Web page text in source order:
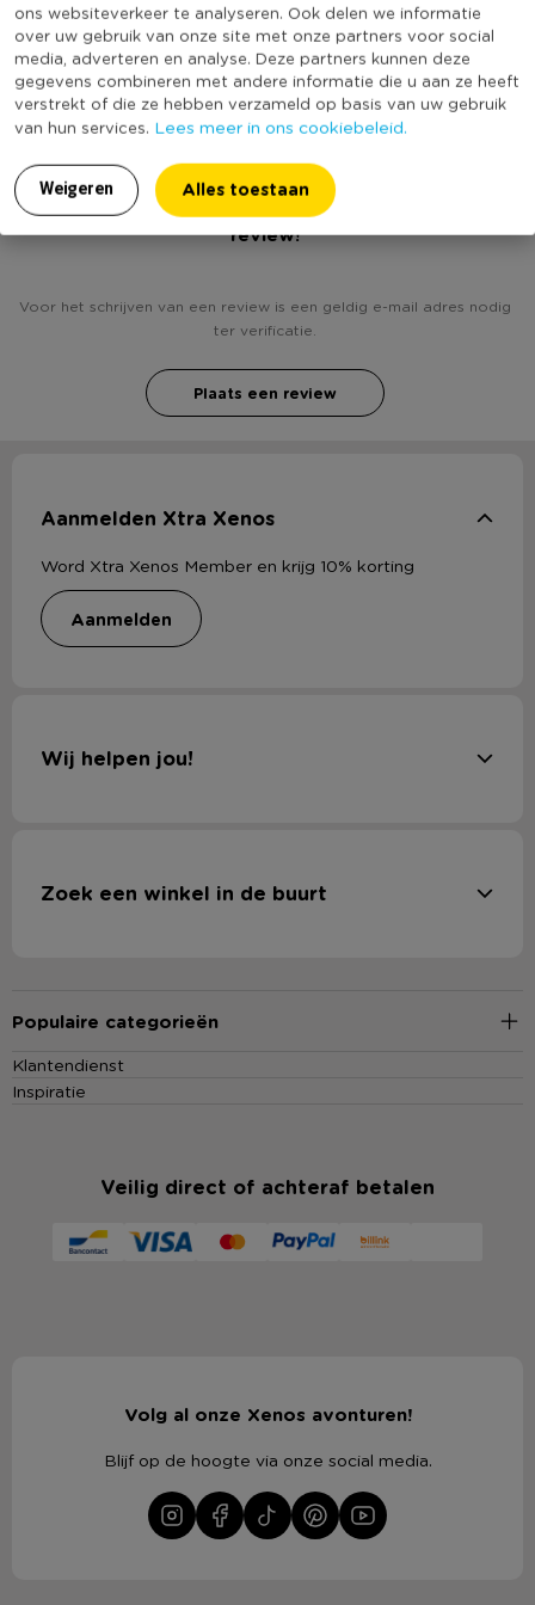
ons websiteverkeer te analyseren. Ook delen we informatie
over uw gebruik van onze site met onze partners voor social
media, adverteren en analyse. Deze partners kunnen deze
gegevens combineren met andere informatie die u aan ze heeft
verstrekt of die ze hebben verzameld op basis van uw gebruik
van hun services. Lees meer in ons cookiebeleid.
Weigeren Alles toestaan
Productlengte (cm)
16.5
Duurzaamheidsscore
(Nog) geen score
bekend
Heb jij Servetten roze/goud - set van 16? Schrijf een
review!
Voor het schrijven van een review is een geldig e-mail adres nodig
ter verificatie.
Plaats een review
Aanmelden Xtra Xenos
Word Xtra Xenos Member en krijg 10% korting
aanmelden
Wij helpen jou!
Zoek een winkel in de buurt
Populaire categorieën
Klantendienst
Inspiratie
Veilig direct of achteraf betalen
Volg al onze Xenos avonturen!
Blijf op de hoogte via onze social media.